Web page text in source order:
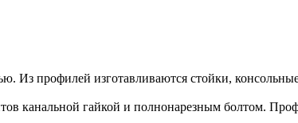
Из профилей изготавливаются стойки,
канальной гайкой и полнонарезным болтом.